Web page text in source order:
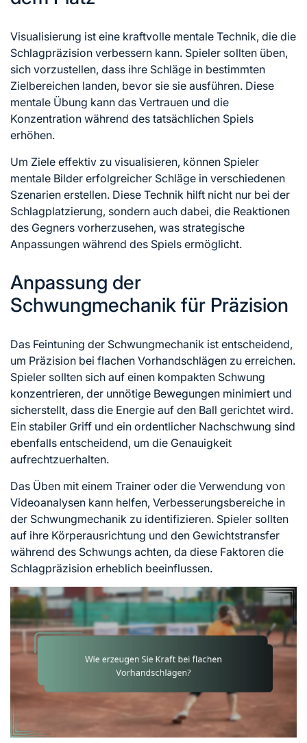
Visualisierung ist eine kraftvolle mentale Technik, die die
Schlagpräzision verbessern kann. Spieler sollten üben,
sich vorzustellen, dass ihre Schläge in bestimmten
Zielbereichen landen, bevor sie sie ausführen. Diese
mentale Übung kann das Vertrauen und die
Konzentration während des tatsächlichen Spiels
erhöhen.
Um Ziele effektiv zu visualisieren, können Spieler
mentale Bilder erfolgreicher Schläge in verschiedenen
Szenarien erstellen. Diese Technik hilft nicht nur bei der
Schlagplatzierung, sondern auch dabei, die Reaktionen
des Gegners vorherzusehen, was strategische
Anpassungen während des Spiels ermöglicht.
Anpassung der
Schwungmechanik für Präzision
Das Feintuning der Schwungmechanik ist entscheidend,
um Präzision bei flachen Vorhandschlägen zu erreichen.
Spieler sollten sich auf einen kompakten Schwung
konzentrieren, der unnötige Bewegungen minimiert und
sicherstellt, dass die Energie auf den Ball gerichtet wird.
Ein stabiler Griff und ein ordentlicher Nachschwung sind
ebenfalls entscheidend, um die Genauigkeit
aufrechtzuerhalten.
Das Üben mit einem Trainer oder die Verwendung von
Videoanalysen kann helfen, Verbesserungsbereiche in
der Schwungmechanik zu identifizieren. Spieler sollten
auf ihre Körperausrichtung und den Gewichtstransfer
während des Schwungs achten, da diese Faktoren die
Schlagpräzision erheblich beeinflussen.